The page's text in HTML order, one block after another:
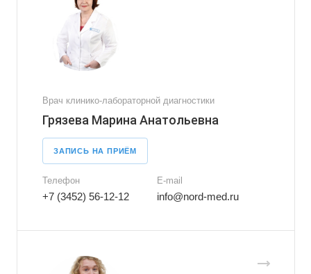
Врач клинико-лабораторной диагностики
Грязева Марина Анатольевна
ЗАПИСЬ НА ПРИЁМ
Телефон
+7 (3452) 56-12-12
E-mail
info@nord-med.ru